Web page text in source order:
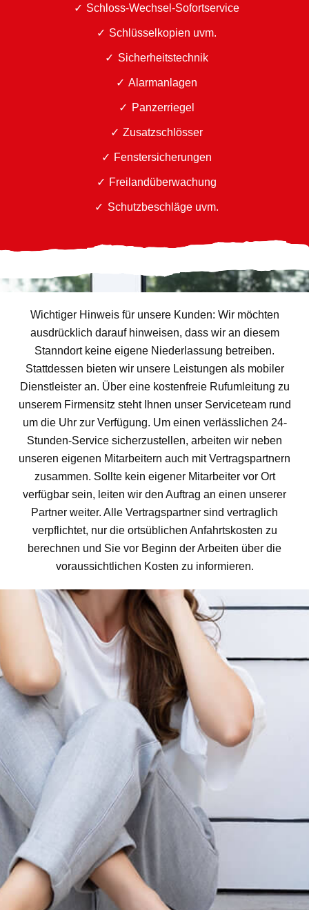
Schloss-Wechsel-Sofortservice
Schlüsselkopien uvm.
Sicherheitstechnik
Alarmanlagen
Panzerriegel
Zusatzschlösser
Fenstersicherungen
Freilandüberwachung
Schutzbeschläge uvm.
Wichtiger Hinweis für unsere Kunden: Wir möchten
ausdrücklich darauf hinweisen, dass wir an diesem
Stanndort keine eigene Niederlassung betreiben.
Stattdessen bieten wir unsere Leistungen als mobiler
Dienstleister an. Über eine kostenfreie Rufumleitung zu
unserem Firmensitz steht Ihnen unser Serviceteam rund
um die Uhr zur Verfügung. Um einen verlässlichen 24-
Stunden-Service sicherzustellen, arbeiten wir neben
unseren eigenen Mitarbeitern auch mit Vertragspartnern
zusammen. Sollte kein eigener Mitarbeiter vor Ort
verfügbar sein, leiten wir den Auftrag an einen unserer
Partner weiter. Alle Vertragspartner sind vertraglich
verpflichtet, nur die ortsüblichen Anfahrtskosten zu
berechnen und Sie vor Beginn der Arbeiten über die
voraussichtlichen Kosten zu informieren.